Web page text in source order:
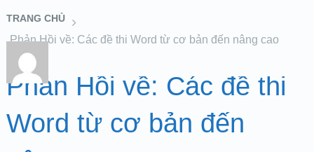
TRANG CHỦ
Phản Hồi về: Các đề thi Word từ cơ bản đến nâng cao
Phản Hồi về: Các đề thi
Word từ cơ bản đến